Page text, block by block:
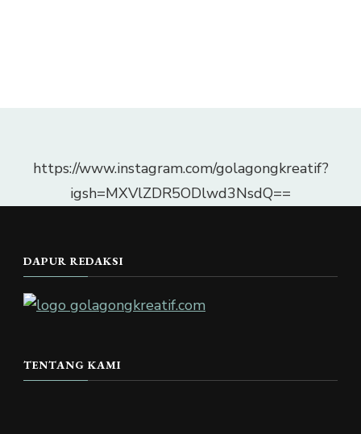
https://www.instagram.com/golagongkreatif?
igsh=MXVlZDR5ODlwd3NsdQ==
DAPUR REDAKSI
TENTANG KAMI